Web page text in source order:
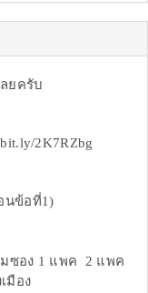
ยครับ
2K7RZbg
นข้อที่1)
มซอง 1 แพค 2 แพค
มือง